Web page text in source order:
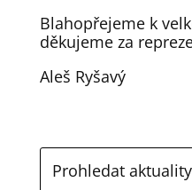
Blahopřejeme k
děkujeme za
Aleš Ryšavý